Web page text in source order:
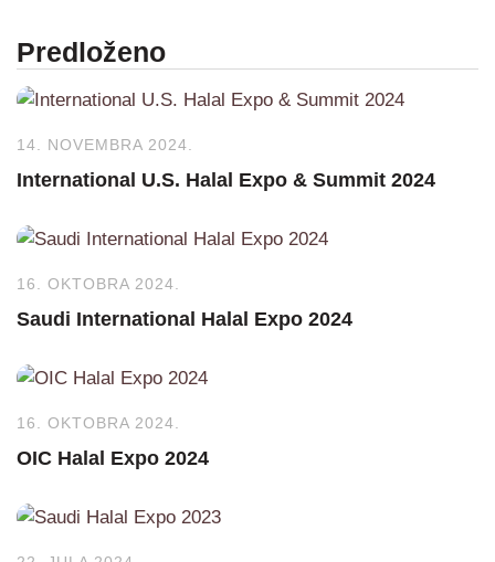
Predloženo
14. NOVEMBRA 2024.
International U.S. Halal Expo & Summit 2024
16. OKTOBRA 2024.
Saudi International Halal Expo 2024
16. OKTOBRA 2024.
OIC Halal Expo 2024